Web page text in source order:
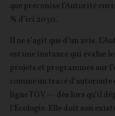
que préconise l’Autorité
% d’ici 2030.
Il ne s’agit que d’un avis.
est une instance qui évalue
projets et programmes sur
comme un tracé
ligne TGV — dès lors qu’il
l’Écologie. Elle doit son